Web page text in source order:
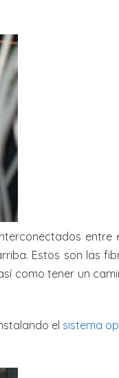
entre
Estos son las
como tener un
el sistema